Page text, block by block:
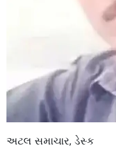
અટલ સમાચાર, ડેસ્ક